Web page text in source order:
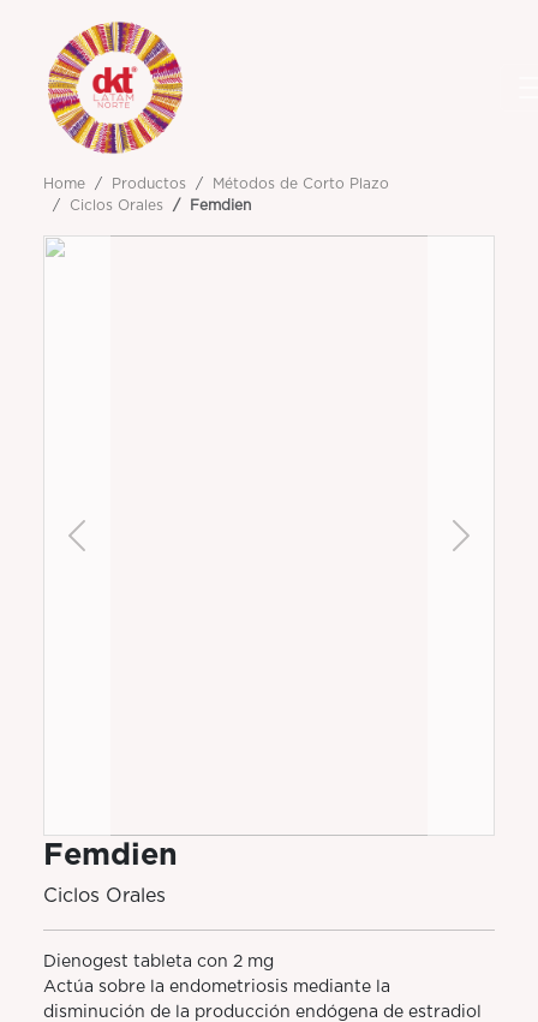
Home Productos
Métodos de Corto Plazo
Ciclos Orales
Femdien
Previous Next
Femdien
Ciclos Orales
Dienogest tableta con 2 mg
Actúa sobre la endometriosis mediante la
disminución de la producción endógena de estradiol